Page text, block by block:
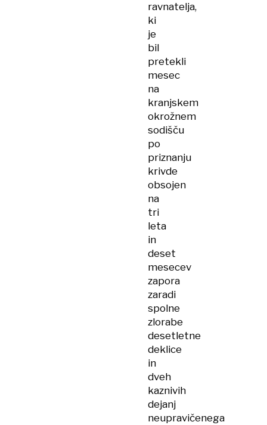
ravnatelja,
ki
je
bil
pretekli
mesec
na
kranjskem
okrožnem
sodišču
po
priznanju
krivde
obsojen
na
tri
leta
in
deset
mesecev
zapora
zaradi
spolne
zlorabe
desetletne
deklice
in
dveh
kaznivih
dejanj
neupravičenega